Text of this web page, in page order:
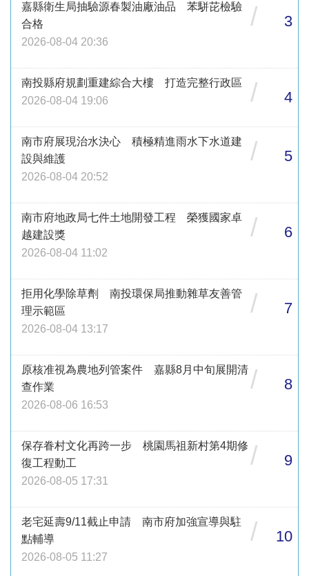
嘉縣衛生局抽驗源春製油廠油品 苯駢芘檢驗
合格
2026-08-04 20:36
/ 3
南投縣府規劃重建綜合大樓 打造完整行政區
2026-08-04 19:06
/ 4
南市府展現治水決心 積極精進雨水下水道建
設與維護
2026-08-04 20:52
/ 5
南市府地政局七件土地開發工程 榮獲國家卓
越建設獎
2026-08-04 11:02
/ 6
拒用化學除草劑 南投環保局推動雜草友善管
理示範區
2026-08-04 13:17
/ 7
原核准視為農地列管案件 嘉縣8月中旬展開清
查作業
2026-08-06 16:53
/ 8
保存眷村文化再跨一步 桃園馬祖新村第4期修
復工程動工
2026-08-05 17:31
/ 9
老宅延壽9/11截止申請 南市府加強宣導與駐
點輔導
2026-08-05 11:27
/ 10